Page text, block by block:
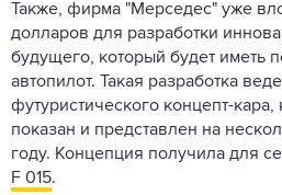
Также, фирма "Мерседес" уже
долларов для разработки
будущего, который будет иметь
автопилот. Такая разработка
футуристического концепт-
показан и представлен на
году. Концепция получила для
F 015.